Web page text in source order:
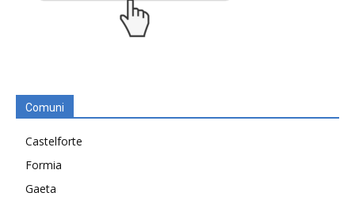
Comuni
Castelforte
Formia
Gaeta